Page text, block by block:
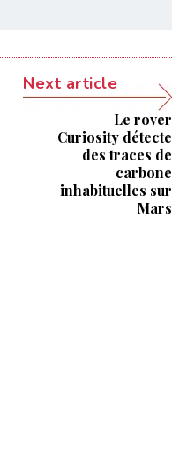
Next article
Le rover
Curiosity détecte
des traces de
carbone
inhabituelles sur
Mars